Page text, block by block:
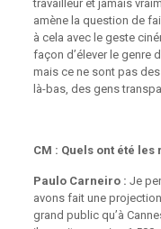
travailleur et jamais
amène la question de
à cela avec le geste
façon d’élever le genre
mais ce ne sont pas
là-bas, des gens
CM : Quels ont été
Paulo Carneiro : Je
avons fait une
grand public qu’à